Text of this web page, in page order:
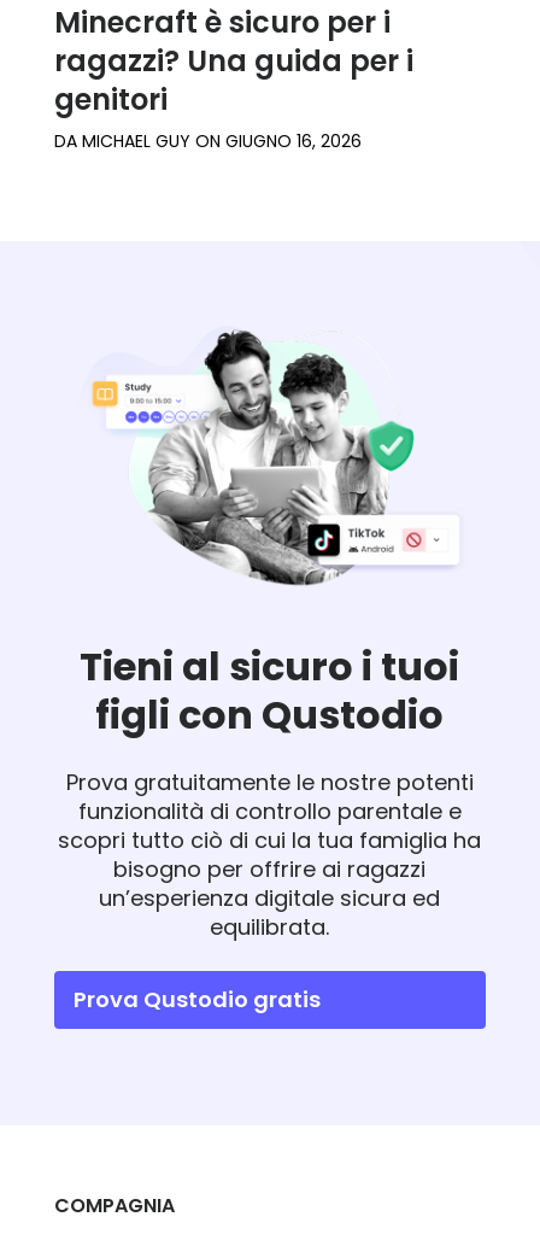
Minecraft è sicuro per i
ragazzi? Una guida per i
genitori
DA MICHAEL GUY ON GIUGNO 16, 2026
Tieni al sicuro i tuoi
figli con Qustodio
Prova gratuitamente le nostre potenti
funzionalità di controllo parentale e
scopri tutto ciò di cui la tua famiglia ha
bisogno per offrire ai ragazzi
un’esperienza digitale sicura ed
equilibrata.
Prova Qustodio gratis
COMPAGNIA